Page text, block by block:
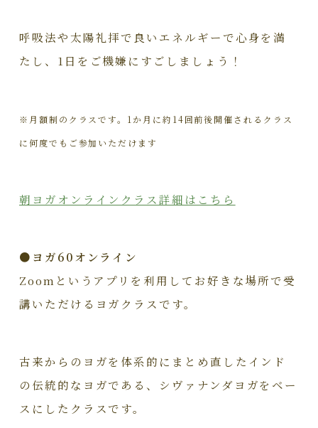
呼吸法や太陽礼拝で良いエネルギーで心身を満
たし、1日をご機嫌にすごしましょう！
※月額制のクラスです。1か月に約14回前後開催されるクラス
に何度でもご参加いただけます
朝ヨガオンラインクラス詳細はこちら
●ヨガ60オンライン
Zoomというアプリを利用してお好きな場所で受
講いただけるヨガクラスです。
古来からのヨガを体系的にまとめ直したインド
の伝統的なヨガである、シヴァナンダヨガをベー
スにしたクラスです。